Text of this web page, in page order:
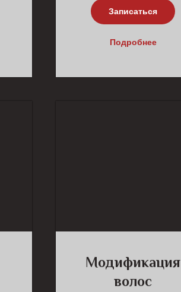
Записаться
Подробнее
Модификация
волос